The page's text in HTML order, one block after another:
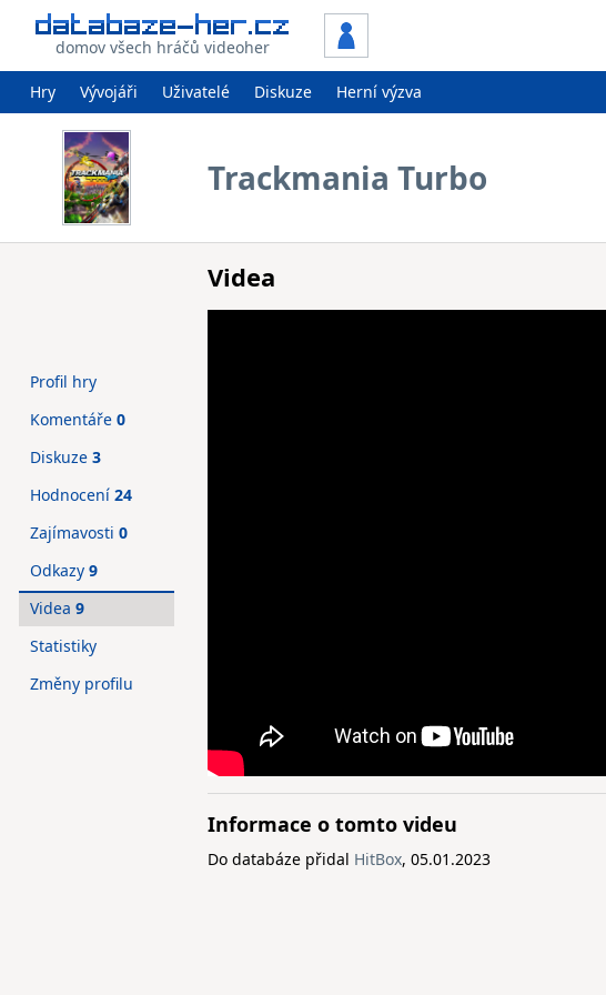
domov všech hráčů videoher
Hry Vývojáři Uživatelé Diskuze Herní výzva
Trackmania Turbo
Videa
Informace o tomto videu
Do databáze přidal HitBox, 05.01.2023
Profil hry
Komentáře 0
Diskuze 3
Hodnocení 24
Zajímavosti 0
Odkazy 9
Videa 9
Statistiky
Změny profilu